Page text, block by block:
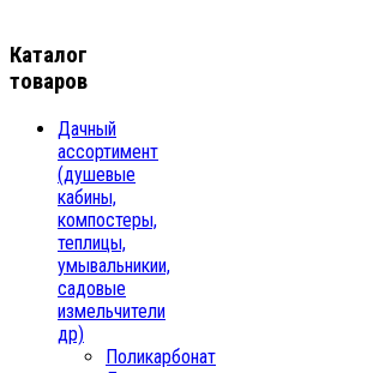
Каталог
товаров
Дачный
ассортимент
(душевые
кабины,
компостеры,
теплицы,
умывальникии,
садовые
измельчители
др)
Поликарбонат